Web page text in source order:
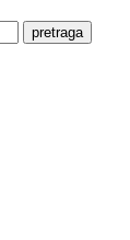
pretraga